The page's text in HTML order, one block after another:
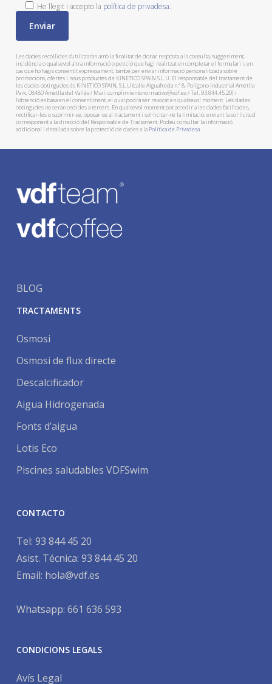
He llegit i accepto la política de privadesa.
Les dades recollides s'utilitzaran amb la finalitat de donar resposta a la consulta, suggeriment,
incidència o qualsevol altra informació o petició que hagi realitzat en completar el formulari i, en
cas que ho hagis consentit expressament, també per enviar informació personalitzada sobre
promocions, ofertes i nous productes de KINETICO SPAIN S.L.U. El responsable del tractament de
les dades obtingudes és KINETICO SPAIN, S.L.U (calle Aiguafreda n.º 8, Polígono Industrial Ametlla
Park, 08480 Ametlla del Vallès / Mail: cumplimientonormativo@vdf.es / Tel. 93.844.45.20) i
l'obtenció es basa en el consentiment, el qual podrà ser revocat en qualsevol moment. Les dades
obtingudes no seran cedides a tercers. En qualsevol moment pot accedir a les dades facilitades,
rectificar-les o suprimir-se, oposar-se al tractament i sol·licitar-ne la limitació, enviant la sol·licitud
corresponent a la direcció del Responsable de Tractament. Podeu consultar la informació
addicional i detallada sobre la protecció de dades a la Política de Privadesa.
BLOG
TRACTAMENTS
Osmosi
Osmosi de flux directe
Descalcificador
Aigua Hidrogenada
Fonts d’aigua
Lotis Eco
Piscines saludables VDFSwim
CONTACTO
Tel: 93 844 45 20
Asist. Técnica: 93 844 45 20
Email: hola@vdf.es
Whatsapp: 661 636 593
CONDICIONS LEGALS
Avís Legal